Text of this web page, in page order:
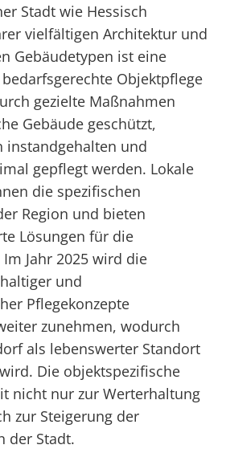
Stadt wie Hessisch
vielfältigen Architektur und
Gebäudetypen ist eine
Objektpflege
gezielte Maßnahmen
Gebäude geschützt,
instandgehalten und
gepflegt werden. Lokale
die spezifischen
Region und bieten
Lösungen für die
Jahr 2025 wird die
und
Pflegekonzepte
zunehmen, wodurch
als lebenswerter Standort
Die objektspezifische
nicht nur zur Werterhaltung
zur Steigerung der
der Stadt.